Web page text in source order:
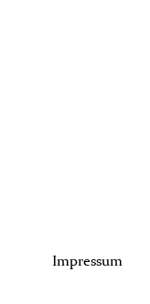
Impressum